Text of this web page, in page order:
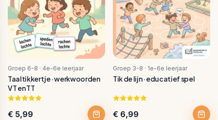
Groep 6-8 · 4e-6e leerjaar
Taaltikkertje · werkwoorden
VT en TT
€ 5,99
Groep 3-8 · 1e-6e leerjaar
Tik de lijn · educatief spel
€ 6,99